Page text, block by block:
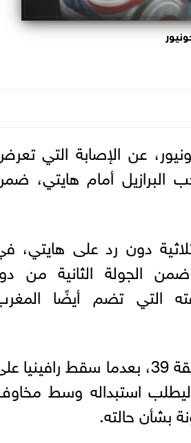
عن الإصابة التي
البرازيل أمام هايتي،
دون رد على هايتي،
الجولة الثانية من
التي تضم أيضًا
وشهدت المباراة لحظة قلق في الدقيقة 39، بعدما سقط
ليطلب استبداله وسط
بشأن حالته.